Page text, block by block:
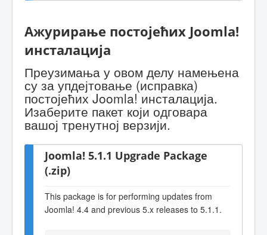
Ажурирање постојећих Joomla!
инсталација
Преузимања у овом делу намењена
су за упдејтовање (исправка)
постојећих Joomla! инсталација.
Изаберите пакет који одговара
вашој тренутној верзији.
Joomla! 5.1.1 Upgrade Package
(.zip)
This package is for performing updates from
Joomla! 4.4 and previous 5.x releases to 5.1.1.